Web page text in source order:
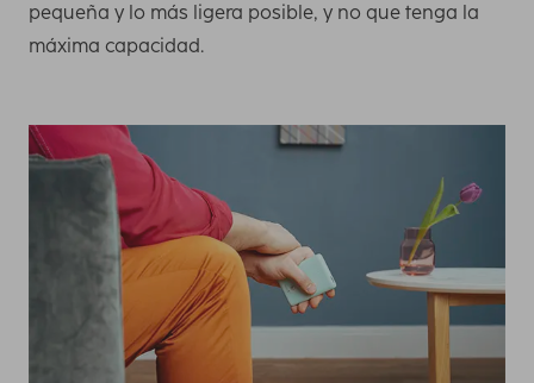
pequeña y lo más ligera posible, y no que tenga la
máxima capacidad.